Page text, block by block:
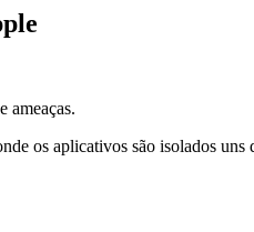
ameaças.
os aplicativos são isolados